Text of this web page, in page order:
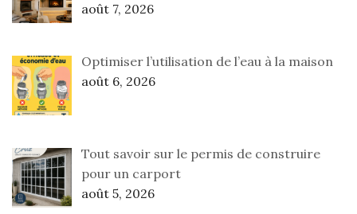
août 7, 2026
Optimiser l’utilisation de l’eau à la maison
août 6, 2026
Tout savoir sur le permis de construire
pour un carport
août 5, 2026